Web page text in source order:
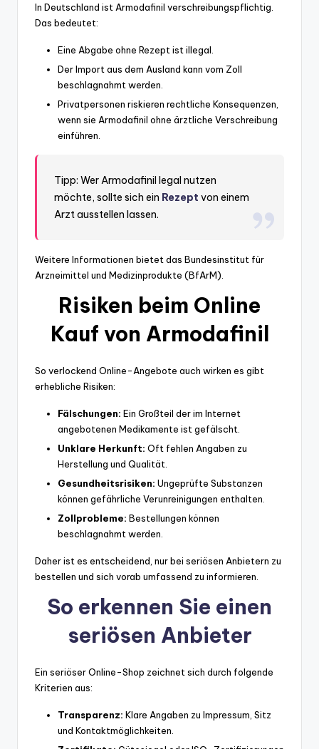
In Deutschland ist Armodafinil verschreibungspflichtig.
Das bedeutet:
Eine Abgabe ohne Rezept ist illegal.
Der Import aus dem Ausland kann vom Zoll
beschlagnahmt werden.
Privatpersonen riskieren rechtliche Konsequenzen,
wenn sie Armodafinil ohne ärztliche Verschreibung
einführen.
Tipp: Wer Armodafinil legal nutzen
möchte, sollte sich ein Rezept von einem
Arzt ausstellen lassen.
Weitere Informationen bietet das Bundesinstitut für
Arzneimittel und Medizinprodukte (BfArM).
Risiken beim Online
Kauf von Armodafinil
So verlockend Online-Angebote auch wirken es gibt
erhebliche Risiken:
Fälschungen: Ein Großteil der im Internet
angebotenen Medikamente ist gefälscht.
Unklare Herkunft: Oft fehlen Angaben zu
Herstellung und Qualität.
Gesundheitsrisiken: Ungeprüfte Substanzen
können gefährliche Verunreinigungen enthalten.
Zollprobleme: Bestellungen können
beschlagnahmt werden.
Daher ist es entscheidend, nur bei seriösen Anbietern zu
bestellen und sich vorab umfassend zu informieren.
So erkennen Sie einen
seriösen Anbieter
Ein seriöser Online-Shop zeichnet sich durch folgende
Kriterien aus:
Transparenz: Klare Angaben zu Impressum, Sitz
und Kontaktmöglichkeiten.